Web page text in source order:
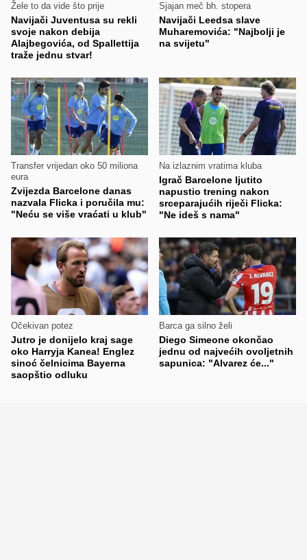
Žele to da vide što prije
Navijači Juventusa su rekli
svoje nakon debija
Alajbegovića, od Spallettija
traže jednu stvar!
Sjajan meč bh. stopera
Navijači Leedsa slave
Muharemovića: "Najbolji je
na svijetu"
Transfer vrijedan oko 50 miliona
eura
Zvijezda Barcelone danas
nazvala Flicka i poručila mu:
"Neću se više vraćati u klub"
Na izlaznim vratima kluba
Igrač Barcelone ljutito
napustio trening nakon
srceparajućih riječi Flicka:
"Ne ideš s nama"
Očekivan potez
Jutro je donijelo kraj sage
oko Harryja Kanea! Englez
sinoć čelnicima Bayerna
saopštio odluku
Barca ga silno želi
Diego Simeone okončao
jednu od najvećih ovoljetnih
sapunica: "Alvarez će..."